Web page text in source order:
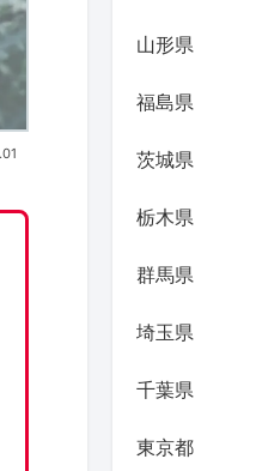
山形県
福島県
茨城県
栃木県
群馬県
埼玉県
千葉県
東京都